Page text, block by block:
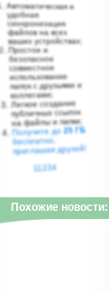
Автоматическая и
удобная
синхронизация
файлов на всех
ваших устройствах;
Простое и
безопасное
совместное
использование
папок с друзьями и
коллегами;
Легкое создание
публичных ссылок
на файлы и папки;
Получите до25 ГБ
бесплатно,
приглашая друзей!
11234
Похожие новости: